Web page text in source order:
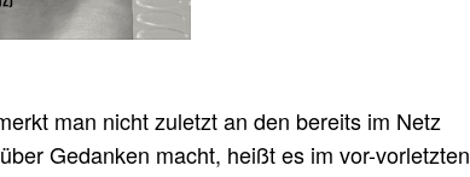
man nicht zuletzt an den bereits im Netz
Gedanken macht, heißt es im vor-vorletzten